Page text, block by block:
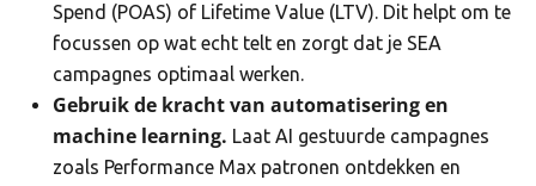
Spend (POAS) of Lifetime Value (LTV). Dit helpt om te
focussen op wat echt telt en zorgt dat je SEA
campagnes optimaal werken.
Gebruik de kracht van automatisering en
machine learning. Laat AI gestuurde campagnes
zoals Performance Max patronen ontdekken en